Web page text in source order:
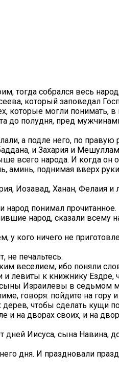
тогда собрался весь
который заповедал
которые могли понимать,
до полудня, пред
а подле него, по
и Захария и
всего народа. И когда он
аминь, поднимая вверх
Иозавад, Ханан, Фелаия
народ понимал прочитанное.
народ, сказали всему
у кого ничего не
не печальтесь.
веселием, ибо поняли
левиты к книжнику Ездре,
Израилевы в седьмом
говоря: пойдите на
чтобы сделать кущи
и на дворах своих, и на
Иисуса, сына Навина,
дня. И праздновали